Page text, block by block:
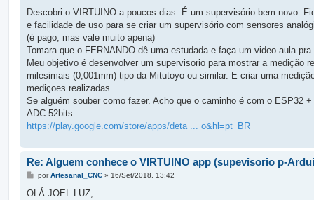
n
a
g
e
m
Descobri o VIRTUINO a poucos dias. É um supervisório bem novo.
e facilidade de uso para se criar um supervisório com sensores
(é pago, mas vale muito apena)
Tomara que o FERNANDO dê uma estudada e faça um video aula
Meu objetivo é desenvolver um supervisorio para mostrar a medição
milesimais (0,001mm) tipo da Mitutoyo ou similar. E criar uma
mediçoes realizadas.
Se alguém souber como fazer. Acho que o caminho é com o ESP32
ADC-52bits
https://play.google.com/store/apps/deta ... o&hl=pt_BR
Re: Alguem conhece o VIRTUINO app (supevisorio p-
M
n
porArtesanal_CNC» 16/Set/2018, 13:42
OLÁ JOEL LUZ,